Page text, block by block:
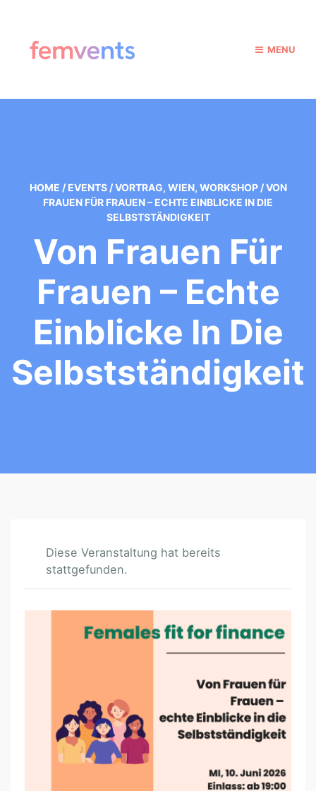
MENU
HOME / EVENTS / VORTRAG, WIEN, WORKSHOP / VON
FRAUEN FÜR FRAUEN – ECHTE EINBLICKE IN DIE
SELBSTSTÄNDIGKEIT
Von Frauen Für
Frauen – Echte
Einblicke In Die
Selbstständigkeit
Diese Veranstaltung hat bereits
stattgefunden.